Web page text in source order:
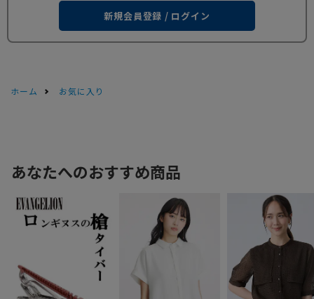
新規会員登録 / ログイン
ホーム お気に入り